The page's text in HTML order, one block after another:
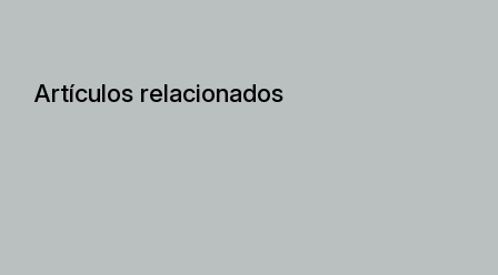
Artículos relacionados